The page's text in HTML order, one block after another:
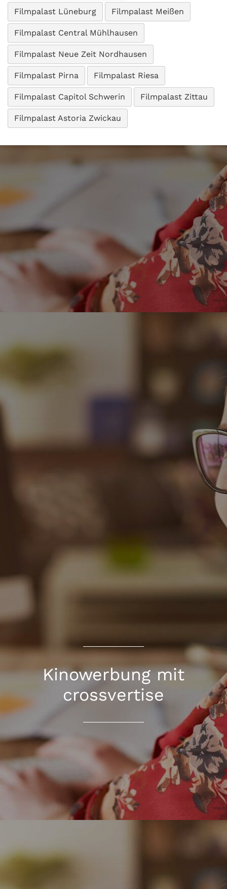
Filmpalast Lüneburg Filmpalast Meißen
Filmpalast Central Mühlhausen
Filmpalast Neue Zeit Nordhausen
Filmpalast Pirna Filmpalast Riesa
Filmpalast Capitol Schwerin Filmpalast Zittau
Filmpalast Astoria Zwickau
Kinowerbung mit
crossvertise